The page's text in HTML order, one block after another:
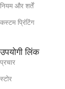
नियम और शर्तें
कस्टम प्रिंटिंग
उपयोगी लिंक
प्रचार
स्टोर